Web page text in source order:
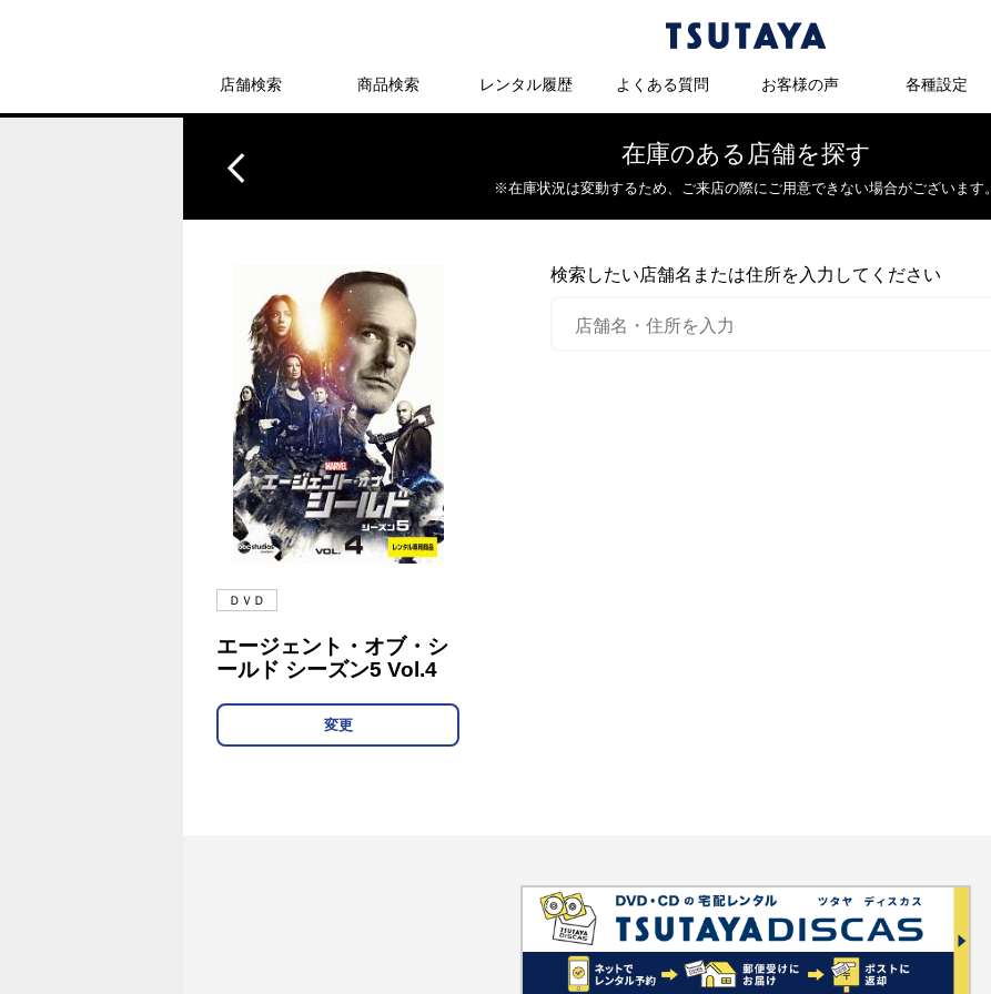
店舗検索 商品検索 レンタル履歴 よくある質問 お客様の声 各種設定
在庫のある店舗を探す
※在庫状況は変動するため、 ご来店の際にご用意できない場合がございます。
ＤＶＤ
エージェント・オブ・シ
ールド シーズン5 Vol.4
変更
検索したい店舗名または住所を入力してください